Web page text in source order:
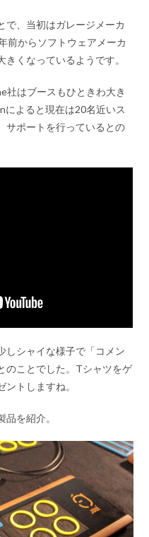
で、当初はガレージメーカ
前からソフトウェアメーカ
くなっているようです。
社はブースもひときわ大き
によると現在は20名近いス
サポートを行っているとの
しシャイな様子で「コメン
のことでした。Tシャツをゲ
トしますね。
を紹介。